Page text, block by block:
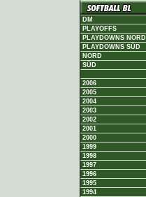
DM
PLAYOFFS
PLAYDOWNS NORD
PLAYDOWNS SÜD
NORD
SÜD
2006
2005
2004
2003
2002
2001
2000
1999
1998
1997
1996
1995
1994